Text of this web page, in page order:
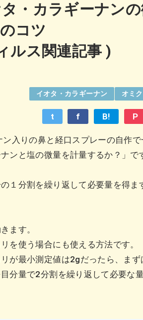
・カラギーナンの
コツ
ルス関連記事 )
イオタ・カラギーナン オミ
t f B! P
入りの鼻と経口スプレーの自作
ンと塩の微量を計量するか？」
１分割を繰り返して必要量を得
きます。
を使う場合にも使える方法です。
が最小測定値は2gだったら、ま
分量で2分割を繰り返して必要な